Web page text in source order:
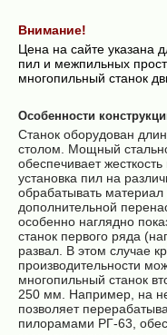
Внимание!
Цена на сайте указана
пил и межпильных
многопильный станок
Особенности
Станок оборудован
столом. Мощный
обеспечивает
установка пил на
обрабатывать
дополнительной
особенно наглядно
станок первого ряда
развал. В этом случае
производительности
многопильный станок
250 мм. Например, на
позволяет
пилорамами РГ-63,